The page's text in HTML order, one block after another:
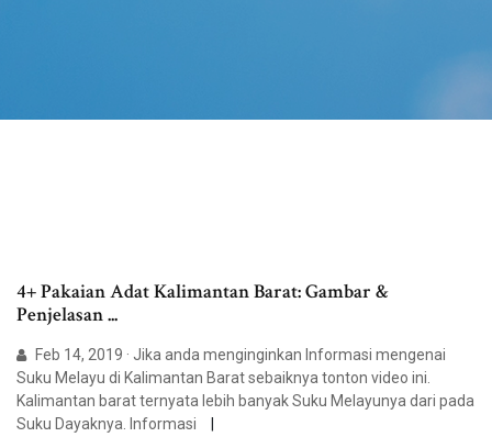
4+ Pakaian Adat Kalimantan Barat: Gambar &
Penjelasan ...
Feb 14, 2019 · Jika anda menginginkan Informasi mengenai
Suku Melayu di Kalimantan Barat sebaiknya tonton video ini.
Kalimantan barat ternyata lebih banyak Suku Melayunya dari pada
Suku Dayaknya. Informasi